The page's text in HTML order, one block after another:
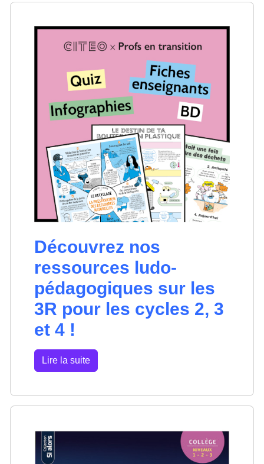
Découvrez nos
ressources ludo-
pédagogiques sur les
3R pour les cycles 2, 3
et 4 !
Lire la suite